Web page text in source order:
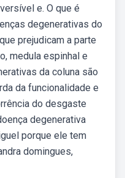
e. O que é
degenerativas do
prejudicam a parte
medula espinhal e
da coluna são
da funcionalidade e
do desgaste
degenerativa
porque ele tem
domingues,